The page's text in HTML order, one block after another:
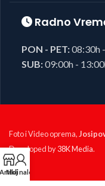
Radno
PON - PET:08:30h
SUB:09:00h -
Foto i Video oprema,
Developed by38K Media.
Artikli
Moj nalog